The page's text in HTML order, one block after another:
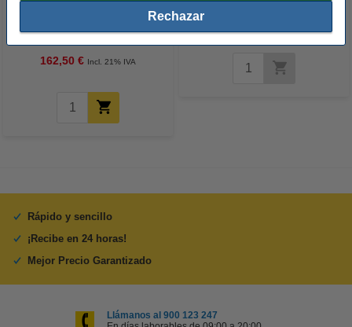
Rechazar
Canon 034 toner cian (original)
162,50 € Incl. 21% IVA
Rápido y sencillo
¡Recibe en 24 horas!
Mejor Precio Garantizado
Llámanos al 900 123 247